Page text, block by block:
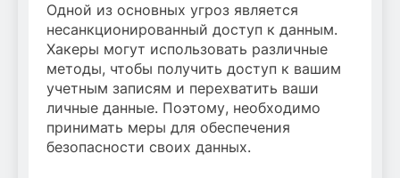
Одной из основных угроз является
несанкционированный доступ к данным.
Хакеры могут использовать различные
методы, чтобы получить доступ к вашим
учетным записям и перехватить ваши
личные данные. Поэтому, необходимо
принимать меры для обеспечения
безопасности своих данных.